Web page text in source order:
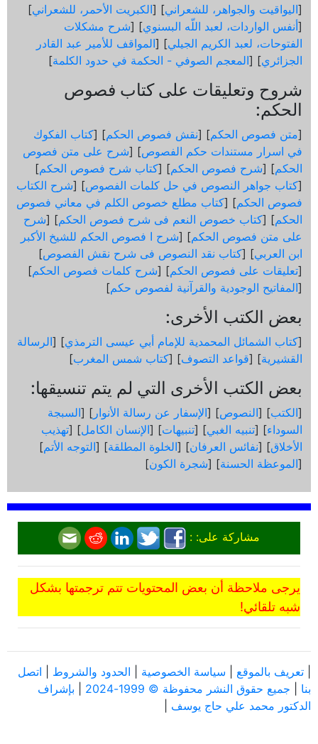
[اليواقيت والجواهر، للشعراني] [الكبريت الأحمر، للشعراني]
[أنفس الواردات، لعبد اللّه البسنوي] [شرح مشكلات
الفتوحات، لعبد الكريم الجيلي] [المواقف للأمير عبد القادر
الجزائري] [المعجم الصوفي - الحكمة في حدود الكلمة]
شروح وتعليقات على كتاب فصوص
الحكم:
[متن فصوص الحكم] [نقش فصوص الحكم] [كتاب الفكوك
في اسرار مستندات حكم الفصوص] [شرح على متن فصوص
الحكم] [شرح فصوص الحكم] [كتاب شرح فصوص الحكم]
[كتاب جواهر النصوص في حل كلمات الفصوص] [شرح الكتاب
فصوص الحكم] [كتاب مطلع خصوص الكلم في معاني فصوص
الحكم] [كتاب خصوص النعم فى شرح فصوص الحكم] [شرح
على متن فصوص الحكم] [شرح ا فصوص الحكم للشيخ الأكبر
ابن العربي] [كتاب نقد النصوص فى شرح نقش الفصوص]
[تعليقات على فصوص الحكم] [شرح كلمات فصوص الحكم]
[المفاتيح الوجودية والقرآنیة لفصوص حكم]
بعض الكتب الأخرى:
[كتاب الشمائل المحمدية للإمام أبي عيسى الترمذي] [الرسالة
القشيرية] [قواعد التصوف] [كتاب شمس المغرب]
بعض الكتب الأخرى التي لم يتم تنسيقها:
[الكتب] [النصوص] [الإسفار عن رسالة الأنوار ] [السبجة
السوداء] [تنبيه الغبي] [تنبيهات] [الإنسان الكامل] [تهذيب
الأخلاق] [نفائس العرفان] [الخلوة المطلقة] [التوجه الأتم]
[الموعظة الحسنة] [شجرة الكون]
مشاركة على: :
يرجى ملاحظة أن بعض المحتويات تتم ترجمتها بشكل
شبه تلقائي!
تعريف بالموقع سياسة الخصوصية الحدود والشروط
اتصل
بنا
جميع حقوق النشر محفوظة © 1999-2024
بإشراف
الدكتور محمد علي حاج يوسف